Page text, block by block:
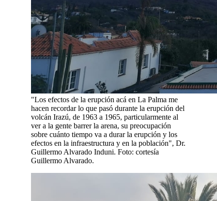
"Los efectos de la erupción acá en La Palma me
hacen recordar lo que pasó durante la erupción del
volcán Irazú, de 1963 a 1965, particularmente al
ver a la gente barrer la arena, su preocupación
sobre cuánto tiempo va a durar la erupción y los
efectos en la infraestructura y en la población", Dr.
Guillermo Alvarado Induni. Foto: cortesía
Guillermo Alvarado.